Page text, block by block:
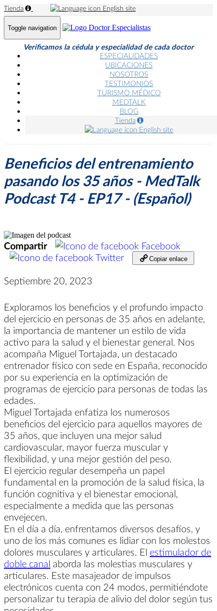
Tienda English site
Toggle navigation
Verificamos la cédula y especialidad de cada doctor
ESPECIALIDADES
UBICACIONES
NOSOTROS
TESTIMONIOS
TURISMO MÉDICO
MEDTALK
BLOG
Tienda
English site
Beneficios del entrenamiento
pasando los 35 años - MedTalk
Podcast T4 - EP17 - (Español)
Compartir
Facebook
Twitter
Copiar enlace
Septiembre 20, 2023
Exploramos los beneficios y el profundo impacto
del ejercicio en personas de 35 años en adelante,
la importancia de mantener un estilo de vida
activo para la salud y el bienestar general. Nos
acompaña Miguel Tortajada, un destacado
entrenador físico con sede en España, reconocido
por su experiencia en la optimización de
programas de ejercicio para personas de todas las
edades.
Miguel Tortajada enfatiza los numerosos
beneficios del ejercicio para aquellos mayores de
35 años, que incluyen una mejor salud
cardiovascular, mayor fuerza muscular y
flexibilidad, y una mejor gestión del peso.
El ejercicio regular desempeña un papel
fundamental en la promoción de la salud física, la
función cognitiva y el bienestar emocional,
especialmente a medida que las personas
envejecen.
En el día a día, enfrentamos diversos desafíos, y
uno de los más comunes es lidiar con los molestos
dolores musculares y articulares. El estimulador de
doble canal aborda las molestias musculares y
articulares. Este masajeador de impulsos
electrónicos cuenta con 24 modos, permitiéndote
personalizar tu terapia de alivio del dolor según tus